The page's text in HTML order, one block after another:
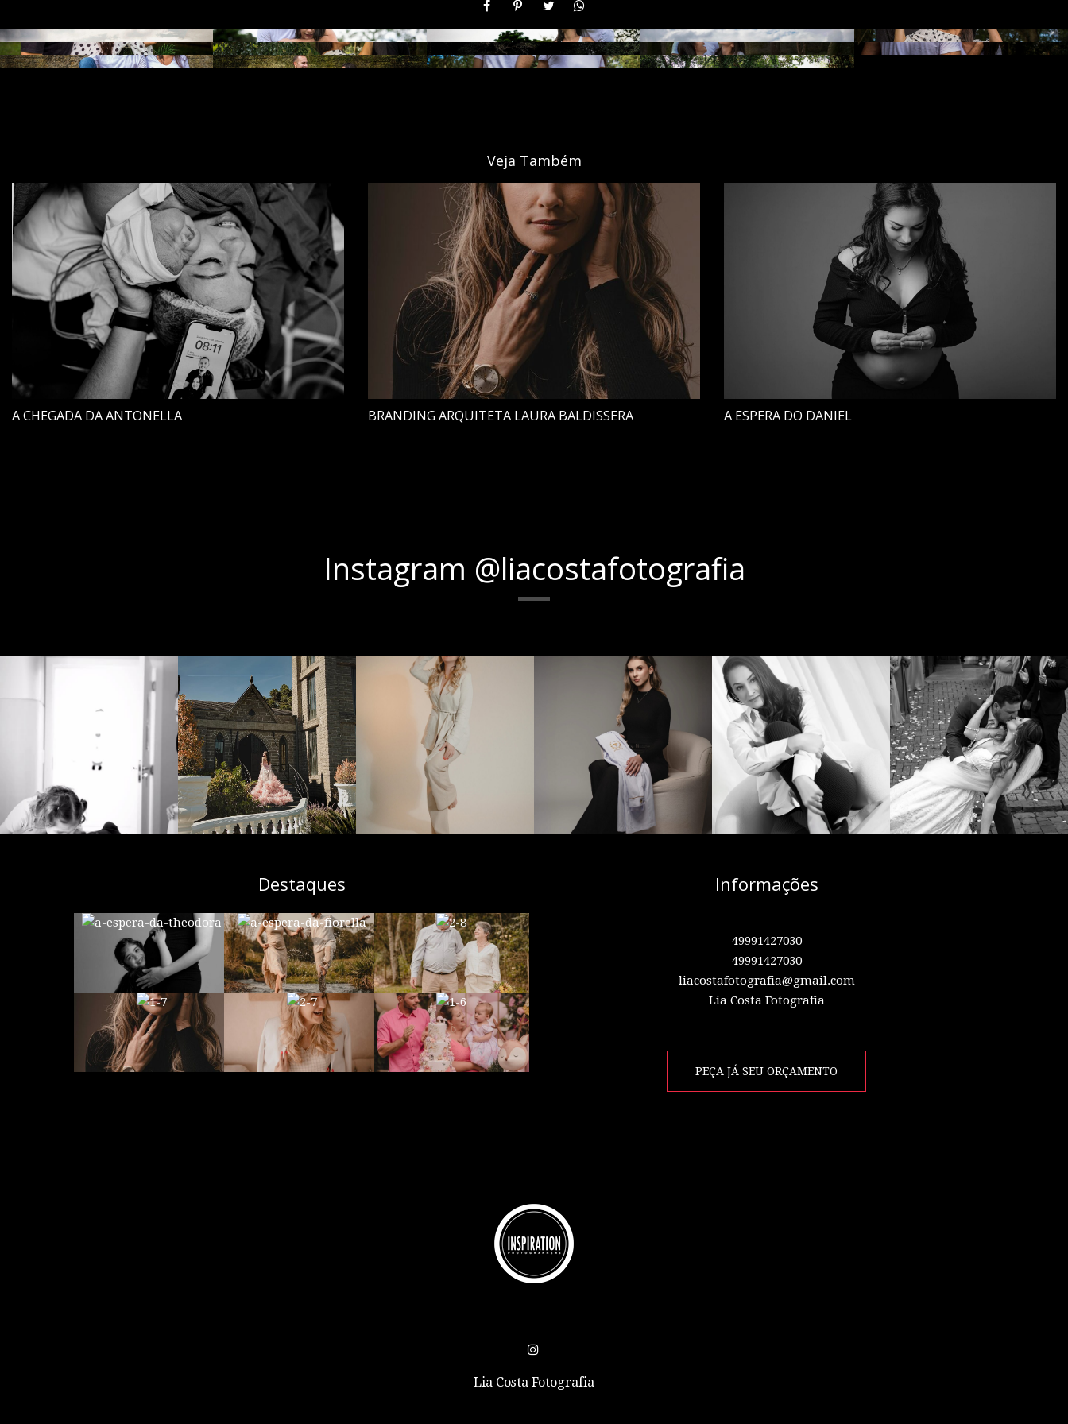
Veja Também
A CHEGADA DA ANTONELLA BRANDING ARQUITETA LAURA BALDISSERA A ESPERA DO DANIEL
Instagram @liacostafotografia
Destaques Informações
49991427030
49991427030
liacostafotografia@gmail.com
Lia Costa Fotografia
PEÇA JÁ SEU ORÇAMENTO
Lia Costa Fotografia